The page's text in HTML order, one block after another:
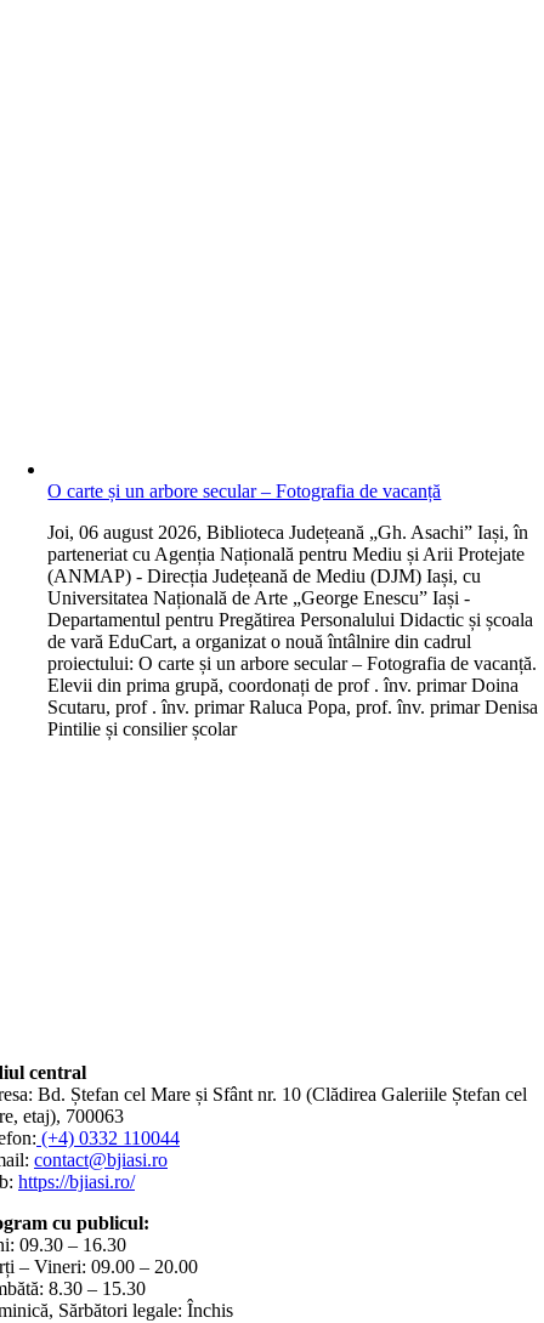
O carte și un arbore secular – Fotografia de vacanță
Joi, 06 august 2026, Biblioteca Județeană „Gh. Asachi” Iași, în
parteneriat cu Agenția Națională pentru Mediu și Arii Protejate
(ANMAP) - Direcția Județeană de Mediu (DJM) Iași, cu
Universitatea Națională de Arte „George Enescu” Iași -
Departamentul pentru Pregătirea Personalului Didactic și școala
de vară EduCart, a organizat o nouă întâlnire din cadrul
proiectului: O carte și un arbore secular – Fotografia de vacanță.
Elevii din prima grupă, coordonați de prof . înv. primar Doina
Scutaru, prof . înv. primar Raluca Popa, prof. înv. primar Denisa
Pintilie și consilier școlar
central
Bd. Ștefan cel Mare și Sfânt nr. 10 (Clădirea Galeriile Ștefan cel
etaj), 700063
(+4) 0332 110044
contact@bjiasi.ro
https://bjiasi.ro/
cu publicul:
09.30 – 16.30
– Vineri: 09.00 – 20.00
8.30 – 15.30
Sărbători legale: Închis